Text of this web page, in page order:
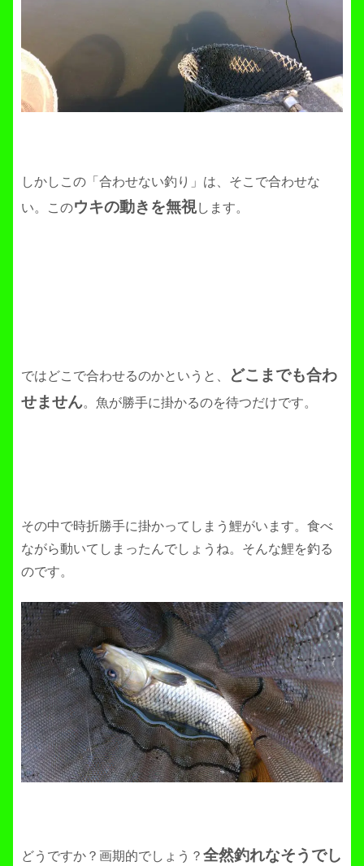
しかしこの「合わせない釣り」は、そこで合わせな
い。このウキの動きを無視します。
ではどこで合わせるのかというと、
どこまでも合わ
せません。魚が勝手に掛かるのを待つだけです。
その中で時折勝手に掛かってしまう鯉がいます。食べ
ながら動いてしまったんでしょうね。そんな鯉を釣る
のです。
どうですか？画期的でしょう？ 全然釣れなそうでし